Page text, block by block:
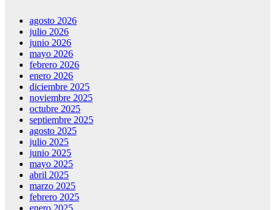
agosto 2026
julio 2026
junio 2026
mayo 2026
febrero 2026
enero 2026
diciembre 2025
noviembre 2025
octubre 2025
septiembre 2025
agosto 2025
julio 2025
junio 2025
mayo 2025
abril 2025
marzo 2025
febrero 2025